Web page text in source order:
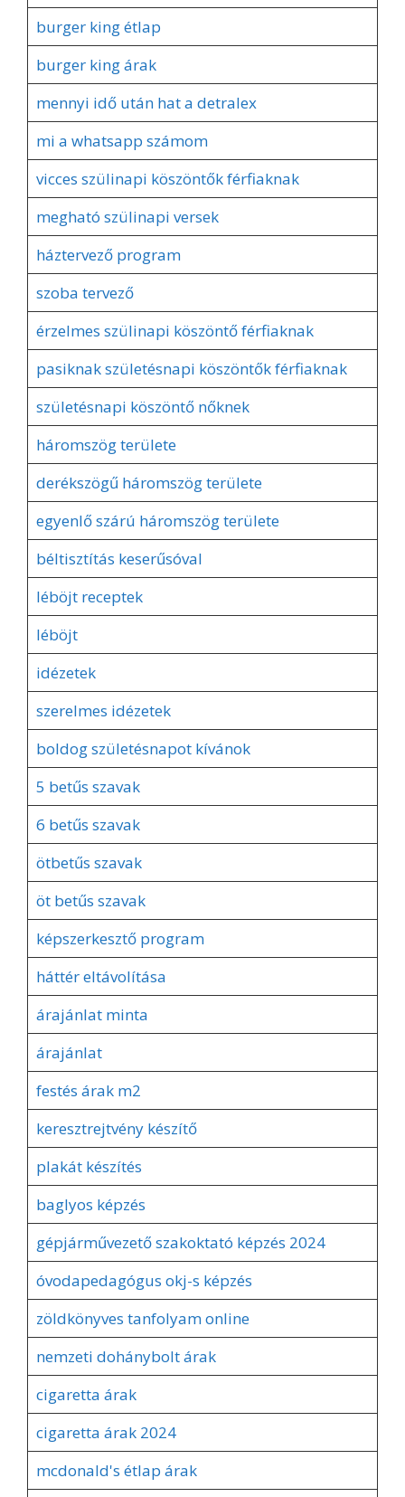
burger king étlap
burger king árak
mennyi idő után hat a detralex
mi a whatsapp számom
vicces szülinapi köszöntők férfiaknak
megható szülinapi versek
háztervező program
szoba tervező
érzelmes szülinapi köszöntő férfiaknak
pasiknak születésnapi köszöntők férfiaknak
születésnapi köszöntő nőknek
háromszög területe
derékszögű háromszög területe
egyenlő szárú háromszög területe
béltisztítás keserűsóval
léböjt receptek
léböjt
idézetek
szerelmes idézetek
boldog születésnapot kívánok
5 betűs szavak
6 betűs szavak
ötbetűs szavak
öt betűs szavak
képszerkesztő program
háttér eltávolítása
árajánlat minta
árajánlat
festés árak m2
keresztrejtvény készítő
plakát készítés
baglyos képzés
gépjárművezető szakoktató képzés 2024
óvodapedagógus okj-s képzés
zöldkönyves tanfolyam online
nemzeti dohánybolt árak
cigaretta árak
cigaretta árak 2024
mcdonald's étlap árak